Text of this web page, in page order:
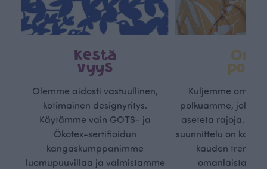
Kestä
vyys
Olemme aidosti vastuullinen,
kotimainen designyritys.
Käytämme vain GOTS- ja
Ökotex-sertifioidun
kangaskumppanimme
luomupuuvillaa ja valmistamme
Oma
Kuljemme omaa,
polkuamme, jolla
aseteta rajoja.
suunnittelu on
kauden
omanlaista,